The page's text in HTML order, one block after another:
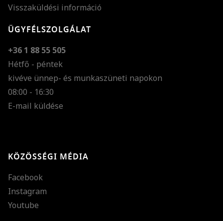
Visszaküldési információ
ÜGYFÉLSZOLGÁLAT
+36 1 88 55 505
Hétfő - péntek
kivéve ünnep- és munkaszüneti napokon
08:00 - 16:30
E-mail küldése
KÖZÖSSÉGI MÉDIA
Facebook
Instagram
Youtube